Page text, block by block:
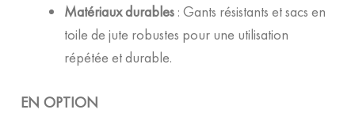
Matériaux durables : Gants résistants et sacs en
toile de jute robustes pour une utilisation
répétée et durable.
EN OPTION